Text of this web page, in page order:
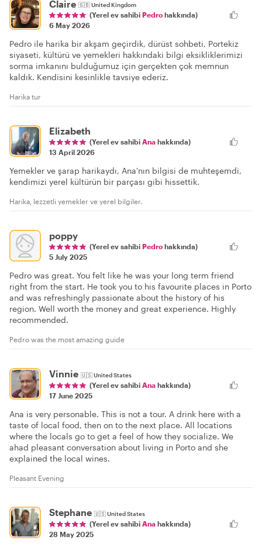
Claire 🇬🇧United Kingdom
(Yerel ev sahibi Pedro hakkında)
6 May 2026
Pedro ile harika bir akşam geçirdik, dürüst sohbeti, Portekiz
siyaseti, kültürü ve yemekleri hakkındaki bilgi eksikliklerimizi
sorma imkanını bulduğumuz için gerçekten çok memnun
kaldık. Kendisini kesinlikle tavsiye ederiz.
Harika tur
Elizabeth
(Yerel ev sahibi Ana hakkında)
13 April 2026
Yemekler ve şarap harikaydı, Ana'nın bilgisi de muhteşemdi,
kendimizi yerel kültürün bir parçası gibi hissettik.
Harika, lezzetli yemekler ve yerel bilgiler.
poppy
(Yerel ev sahibi Pedro hakkında)
5 July 2025
Pedro was great. You felt like he was your long term friend
right from the start. He took you to his favourite places in Porto
and was refreshingly passionate about the history of his
region. Well worth the money and great experience. Highly
recommended.
Pedro was the most amazing guide
Vinnie 🇺🇸United States
(Yerel ev sahibi Ana hakkında)
17 June 2025
Ana is very personable. This is not a tour. A drink here with a
taste of local food, then on to the next place. All locations
where the locals go to get a feel of how they socialize. We
ahad pleasant conversation about living in Porto and she
explained the local wines.
Pleasant Evening
Stephane 🇺🇸United States
(Yerel ev sahibi Ana hakkında)
28 May 2025